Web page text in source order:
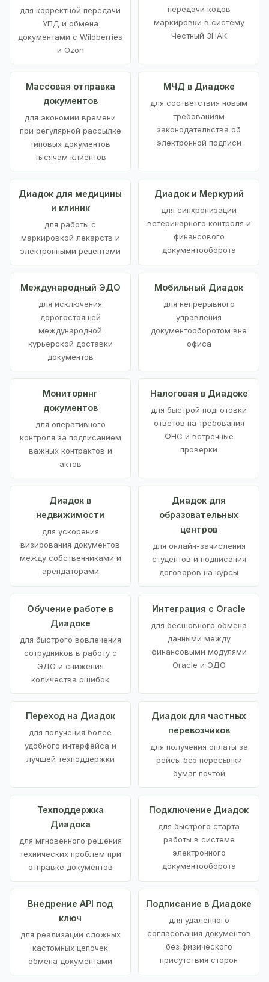
для корректной передачи
УПД и обмена
документами с Wildberries
и Ozon
передачи кодов
маркировки в систему
Честный ЗНАК
Массовая отправка
документов
для экономии времени
при регулярной рассылке
типовых документов
тысячам клиентов
МЧД в Диадоке
для соответствия новым
требованиям
законодательства об
электронной подписи
Диадок для медицины
и клиник
для работы с
маркировкой лекарств и
электронными рецептами
Диадок и Меркурий
для синхронизации
ветеринарного контроля и
финансового
документооборота
Международный ЭДО
для исключения
дорогостоящей
международной
курьерской доставки
документов
Мобильный Диадок
для непрерывного
управления
документооборотом вне
офиса
Мониторинг
документов
для оперативного
контроля за подписанием
важных контрактов и
актов
Налоговая в Диадоке
для быстрой подготовки
ответов на требования
ФНС и встречные
проверки
Диадок в
недвижимости
для ускорения
визирования документов
между собственниками и
арендаторами
Диадок для
образовательных
центров
для онлайн-зачисления
студентов и подписания
договоров на курсы
Обучение работе в
Диадоке
для быстрого вовлечения
сотрудников в работу с
ЭДО и снижения
количества ошибок
Интеграция с Oracle
для бесшовного обмена
данными между
финансовыми модулями
Oracle и ЭДО
Переход на Диадок
для получения более
удобного интерфейса и
лучшей техподдержки
Диадок для частных
перевозчиков
для получения оплаты за
рейсы без пересылки
бумаг почтой
Техподдержка
Диадока
для мгновенного решения
технических проблем при
отправке документов
Подключение Диадок
для быстрого старта
работы в системе
электронного
документооборота
Внедрение API под
ключ
для реализации сложных
кастомных цепочек
обмена документами
Подписание в Диадоке
для удаленного
согласования документов
без физического
присутствия сторон